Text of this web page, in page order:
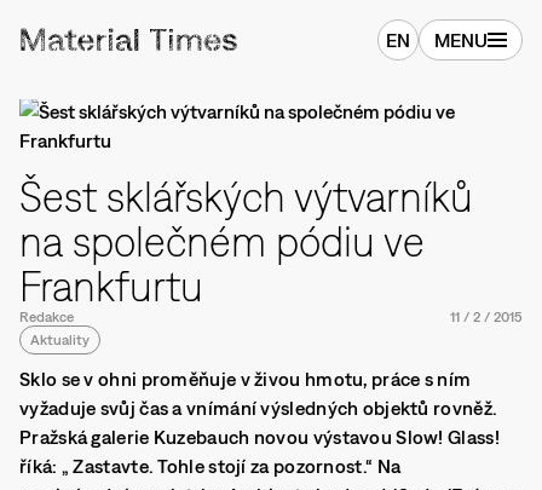
EN MENU
Šest sklářských výtvarníků
na společném pódiu ve
Frankfurtu
Redakce 11 / 2 / 2015
Aktuality
Sklo se v ohni proměňuje v živou hmotu, práce s ním
vyžaduje svůj čas a vnímání výsledných objektů rovněž.
Pražská galerie Kuzebauch novou výstavou Slow! Glass!
říká: „ Zastavte. Tohle stojí za pozornost.“ Na